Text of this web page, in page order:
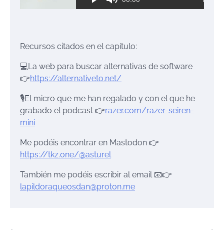
Recursos citados en el capítulo:
💻La web para buscar alternativas de software
👉https://alternativeto.net/
🎙El micro que me han regalado y con el que he
grabado el podcast 👉razer.com/razer-seiren-
mini
Me podéis encontrar en Mastodon 👉
https://tkz.one/@asturel
También me podéis escribir al email 📧👉
lapildoraqueosdan@proton.me